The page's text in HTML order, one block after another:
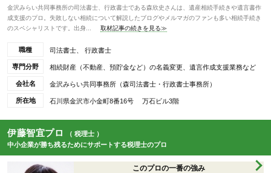
金沢みらい共同事務所の司法書士、行政書士である森欣史さんは、遺産相続手続きや遺言書作
成支援のプロ。失敗しない相続について解説したブログやメルマガのファンも多い相続手続き
のスペシャリストです。出身...
取材記事の続きを見る≫
職種 司法書士、 行政書士
専門分野 相続財産（不動産、預貯金など）の名義変更、遺言作成支援業務など
会社名 金沢みらい共同事務所（森司法書士・行政書士事務所）
所在地 石川県金沢市小金町8番16号 万石ビル3階
伊藤智宜プロ
（ 税理士 ）
中小企業が勝ち残るためにサポートする税理士のプロ
このプロの一番の強み